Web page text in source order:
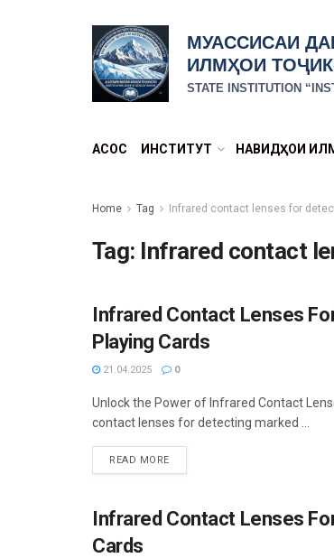
МУАССИСАИ
ИЛМҲОИ
STATE INSTITUTION
АСОСӢ ИНСТИТУТ НАВИДҲОИ
Home Tag Infrared contact lenses for
Tag: Infrared contact
ХАБАРҲО
Infrared Contact Lenses
Playing Cards
21.04.2025 0
Unlock the Power of Infrared Contact
contact lenses for detecting marked ...
READ MORE
ХАБАРҲО
Infrared Contact Lenses
Cards